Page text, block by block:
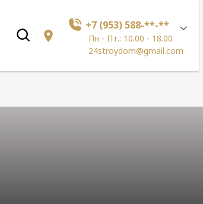
+7 (953) 588-**-**
Пн - Пт.: 10.00 - 18.00
24stroydom@gmail.com